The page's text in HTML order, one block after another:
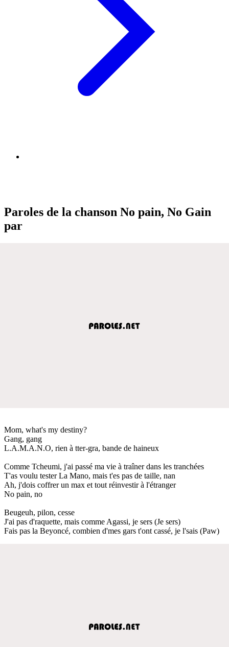
Paroles de la chanson No pain, No Gain
par
Mom, what's my destiny?
Gang, gang
L.A.M.A.N.O, rien à tter-gra, bande de haineux
Comme Tcheumi, j'ai passé ma vie à traîner dans les tranchées
T'as voulu tester La Mano, mais t'es pas de taille, nan
Ah, j'dois coffrer un max et tout réinvestir à l'étranger
No pain, no
Beugeuh, pilon, cesse
J'ai pas d'raquette, mais comme Agassi, je sers (Je sers)
Fais pas la Beyoncé, combien d'mes gars t'ont cassé, je l'sais (Paw)